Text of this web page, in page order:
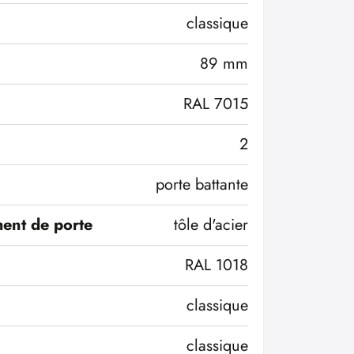
classique
89 mm
RAL 7015
2
porte battante
de porte
tôle d'acier
RAL 1018
classique
classique